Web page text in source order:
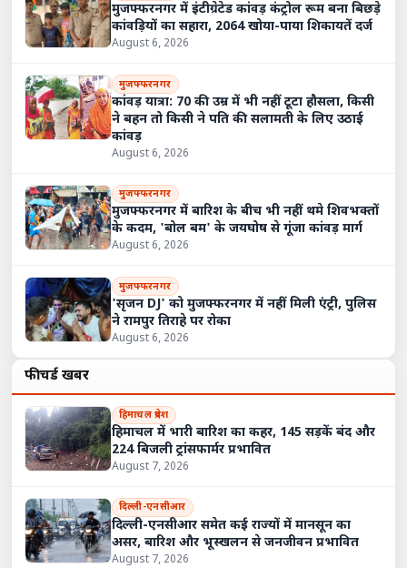
मुजफ्फरनगर में इंटीग्रेटेड कांवड़ कंट्रोल रूम बना बिछड़े
कांवड़ियों का सहारा, 2064 खोया-पाया शिकायतें दर्ज
August 6, 2026
मुजफ्फरनगर
कांवड़ यात्रा: 70 की उम्र में भी नहीं टूटा हौसला, किसी
ने बहन तो किसी ने पति की सलामती के लिए उठाई
कांवड़
August 6, 2026
मुजफ्फरनगर
मुजफ्फरनगर में बारिश के बीच भी नहीं थमे शिवभक्तों
के कदम, 'बोल बम' के जयघोष से गूंजा कांवड़ मार्ग
August 6, 2026
मुजफ्फरनगर
'सृजन DJ' को मुजफ्फरनगर में नहीं मिली एंट्री, पुलिस
ने रामपुर तिराहे पर रोका
August 6, 2026
फीचर्ड खबरें
हिमाचल प्रदेश
हिमाचल में भारी बारिश का कहर, 145 सड़कें बंद और
224 बिजली ट्रांसफार्मर प्रभावित
August 7, 2026
दिल्ली-एनसीआर
दिल्ली-एनसीआर समेत कई राज्यों में मानसून का
असर, बारिश और भूस्खलन से जनजीवन प्रभावित
August 7, 2026